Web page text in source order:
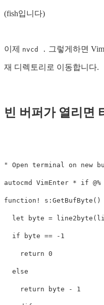
(fish입니다)
이제 nvcd . 그렇게하면
재 디렉토리로 이동합니다.
빈 버퍼가 열리면
" Open terminal on new
autocmd VimEnter * if @%
function ! s:GetBufByte ()
let byte = line2byte (
if byte == -1
return 0
else
return byte - 1